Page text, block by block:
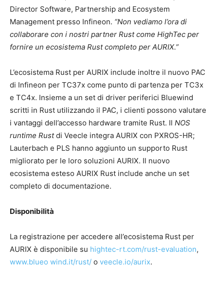
Director Software, Partnership and Ecosystem
Management presso Infineon. “Non vediamo l’ora di
collaborare con i nostri partner Rust come HighTec per
fornire un ecosistema Rust completo per AURIX.”
L’ecosistema Rust per AURIX include inoltre il nuovo PAC
di Infineon per TC37x come punto di partenza per TC3x
e TC4x. Insieme a un set di driver periferici Bluewind
scritti in Rust utilizzando il PAC, i clienti possono valutare
i vantaggi dell’accesso hardware tramite Rust. Il NOS
runtime Rustdi Veecle integra AURIX con PXROS-HR;
Lauterbach e PLS hanno aggiunto un supporto Rust
migliorato per le loro soluzioni AURIX. Il nuovo
ecosistema esteso AURIX Rust include anche un set
completo di documentazione.
Disponibilità
La registrazione per accedere all’ecosistema Rust per
AURIX è disponibile su hightec-rt.com/rust-evaluation,
www.blueo wind.it/rust/ o veecle.io/aurix.